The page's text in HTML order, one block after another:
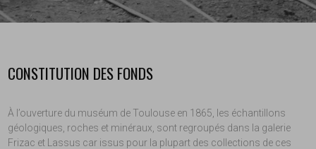
CONSTITUTION DES FONDS
À l’ouverture du muséum de Toulouse en 1865, les échantillons
géologiques, roches et minéraux, sont regroupés dans la galerie
Frizac et Lassus car issus pour la plupart des collections de ces